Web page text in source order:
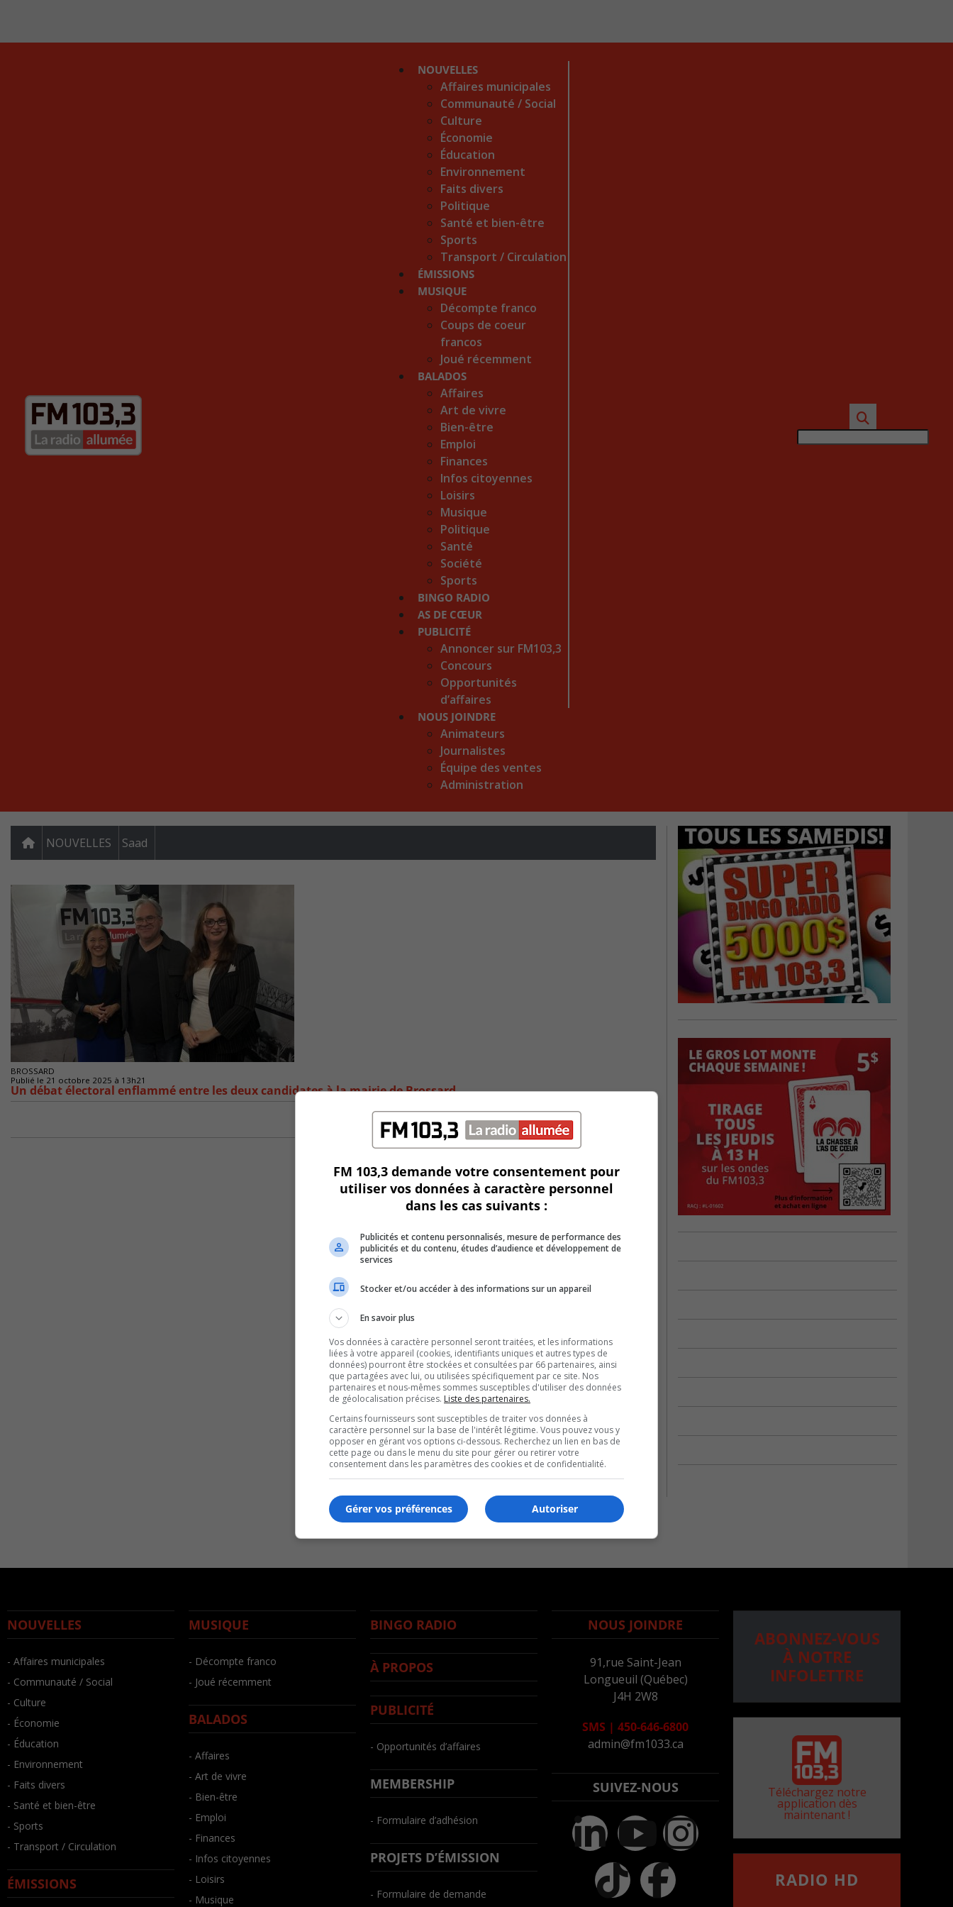
NOUVELLES
Affaires municipales
Communauté / Social
Culture
Économie
Éducation
Environnement
Faits divers
Politique
Santé et bien-être
Sports
Transport / Circulation
ÉMISSIONS
MUSIQUE
Décompte franco
Coups de coeur
francos
Joué récemment
BALADOS
Affaires
Art de vivre
Bien-être
Emploi
Finances
Infos citoyennes
Loisirs
Musique
Politique
Santé
Société
Sports
BINGO RADIO
AS DE CŒUR
PUBLICITÉ
Annoncer sur FM103,3
Concours
Opportunités
d’affaires
NOUS JOINDRE
Animateurs
Journalistes
Équipe des ventes
Administration
NOUVELLES Saad
BROSSARD
Publié le 21 octobre 2025 à 13h21
Un débat électoral enflammé entre les deux candidates à la mairie de Brossard
NOUVELLES
- Affaires municipales
- Communauté / Social
- Culture
- Économie
- Éducation
- Environnement
- Faits divers
- Santé et bien-être
- Sports
- Transport / Circulation
ÉMISSIONS
MUSIQUE
- Décompte franco
- Joué récemment
BALADOS
- Affaires
- Art de vivre
- Bien-être
- Emploi
- Finances
- Infos citoyennes
- Loisirs
- Musique
BINGO RADIO
À PROPOS
PUBLICITÉ
- Opportunités d’affaires
MEMBERSHIP
- Formulaire d’adhésion
PROJETS D’ÉMISSION
- Formulaire de demande
NOUS JOINDRE
91,rue Saint-Jean
Longueuil (Québec)
J4H 2W8
SMS | 450-646-6800
admin@fm1033.ca
SUIVEZ-NOUS
ABONNEZ-VOUS
À NOTRE
INFOLETTRE
Téléchargez notre
application dès
maintenant !
RADIO HD
FM 103,3 demande votre consentement pour
utiliser vos données à caractère personnel
dans les cas suivants :
Publicités et contenu personnalisés, mesure de performance des
publicités et du contenu, études d’audience et développement de
services
Stocker et/ou accéder à des informations sur un appareil
En savoir plus
Vos données à caractère personnel seront traitées, et les informations
liées à votre appareil (cookies, identifiants uniques et autres types de
données) pourront être stockées et consultées par 66 partenaires, ainsi
que partagées avec lui, ou utilisées spécifiquement par ce site. Nos
partenaires et nous-mêmes sommes susceptibles d'utiliser des données
de géolocalisation précises. Liste des partenaires.
Certains fournisseurs sont susceptibles de traiter vos données à
caractère personnel sur la base de l'intérêt légitime. Vous pouvez vous y
opposer en gérant vos options ci-dessous. Recherchez un lien en bas de
cette page ou dans le menu du site pour gérer ou retirer votre
consentement dans les paramètres des cookies et de confidentialité.
Autoriser
Gérer vos préférences